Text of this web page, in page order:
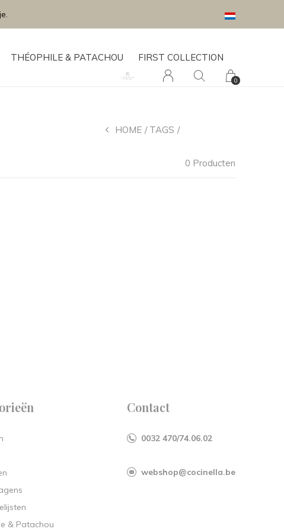
THÉOPHILE & PATACHOU FIRST COLLECTION
0
HOME TAGS
0 Producten
& Patachou
Contact
0032 470/74.06.02
webshop@cocinella.be